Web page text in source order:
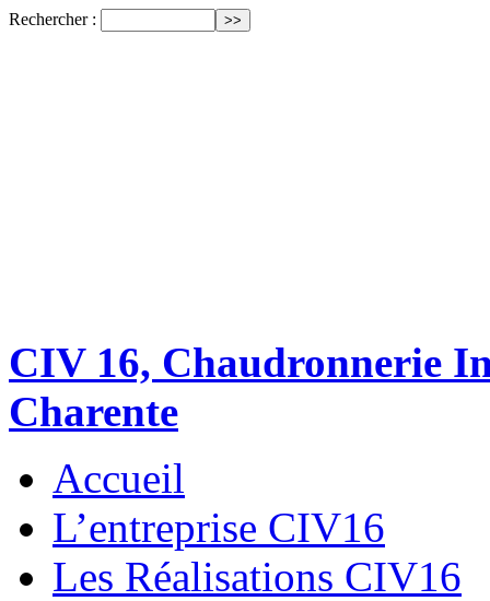
Rechercher :
CIV 16, Chaudronnerie
Charente
Accueil
L’entreprise CIV16
Les Réalisations CIV16